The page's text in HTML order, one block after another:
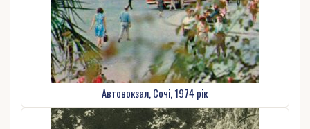
Автовокзал, Сочі, 1974 рік